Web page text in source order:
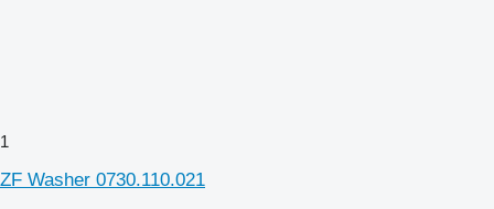
1
ZF Washer 0730.110.021